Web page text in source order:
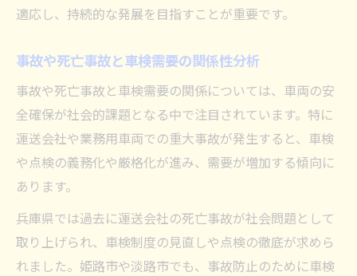
適応し、持続的な発展を目指すことが重要です。
事故や死亡事故と車検需要の関係性分析
事故や死亡事故と車検需要の関係については、車両の安
全確保が社会的課題となる中で注目されています。特に
運送会社や業務用車両での重大事故が発生すると、車検
や点検の義務化や厳格化が進み、需要が増加する傾向に
あります。
兵庫県では過去に運送会社の死亡事故が社会問題として
取り上げられ、車検制度の見直しや点検の徹底が求めら
れました。姫路市や淡路市でも、事故防止のために車検